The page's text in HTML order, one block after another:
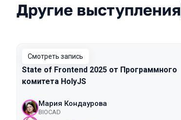
Другие выступления
Смотреть запись
State of Frontend 2025 от Программного
комитета HolyJS
Мария Кондаурова
BIOCAD